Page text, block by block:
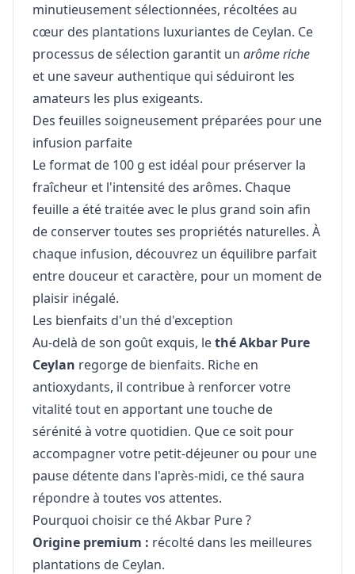
minutieusement sélectionnées, récoltées au
cœur des plantations luxuriantes de Ceylan. Ce
processus de sélection garantit un arôme riche
et une saveur authentique qui séduiront les
amateurs les plus exigeants.
Des feuilles soigneusement préparées pour une
infusion parfaite
Le format de 100 g est idéal pour préserver la
fraîcheur et l'intensité des arômes. Chaque
feuille a été traitée avec le plus grand soin afin
de conserver toutes ses propriétés naturelles. À
chaque infusion, découvrez un équilibre parfait
entre douceur et caractère, pour un moment de
plaisir inégalé.
Les bienfaits d'un thé d'exception
Au-delà de son goût exquis, lethé Akbar Pure
Ceylan regorge de bienfaits. Riche en
antioxydants, il contribue à renforcer votre
vitalité tout en apportant une touche de
sérénité à votre quotidien. Que ce soit pour
accompagner votre petit-déjeuner ou pour une
pause détente dans l'après-midi, ce thé saura
répondre à toutes vos attentes.
Pourquoi choisir ce thé Akbar Pure ?
Origine premium : récolté dans les meilleures
plantations de Ceylan.